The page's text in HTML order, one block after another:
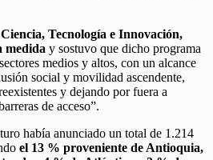
Tecnología e Innovación,
medida y sostuvo que dicho programa
medios y altos, con un alcance
social y movilidad ascendente,
y dejando por fuera a
de acceso”.
había anunciado un total de 1.214
el 13 % proveniente de Antioquia,